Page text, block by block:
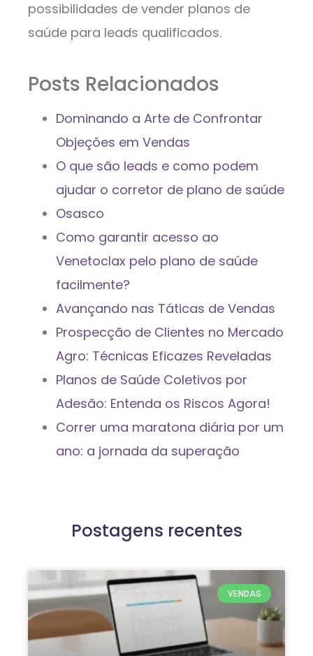
possibilidades de vender planos de
saúde para leads qualificados.
Posts Relacionados
Dominando a Arte de Confrontar
Objeções em Vendas
O que são leads e como podem
ajudar o corretor de plano de saúde
Osasco
Como garantir acesso ao
Venetoclax pelo plano de saúde
facilmente?
Avançando nas Táticas de Vendas
Prospecção de Clientes no Mercado
Agro: Técnicas Eficazes Reveladas
Planos de Saúde Coletivos por
Adesão: Entenda os Riscos Agora!
Correr uma maratona diária por um
ano: a jornada da superação
Postagens recentes
VENDAS